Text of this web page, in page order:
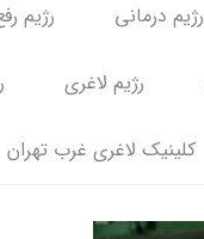
رژیم درمانی رژیم
رژیم لاغری
کلینیک لاغری غرب تهران